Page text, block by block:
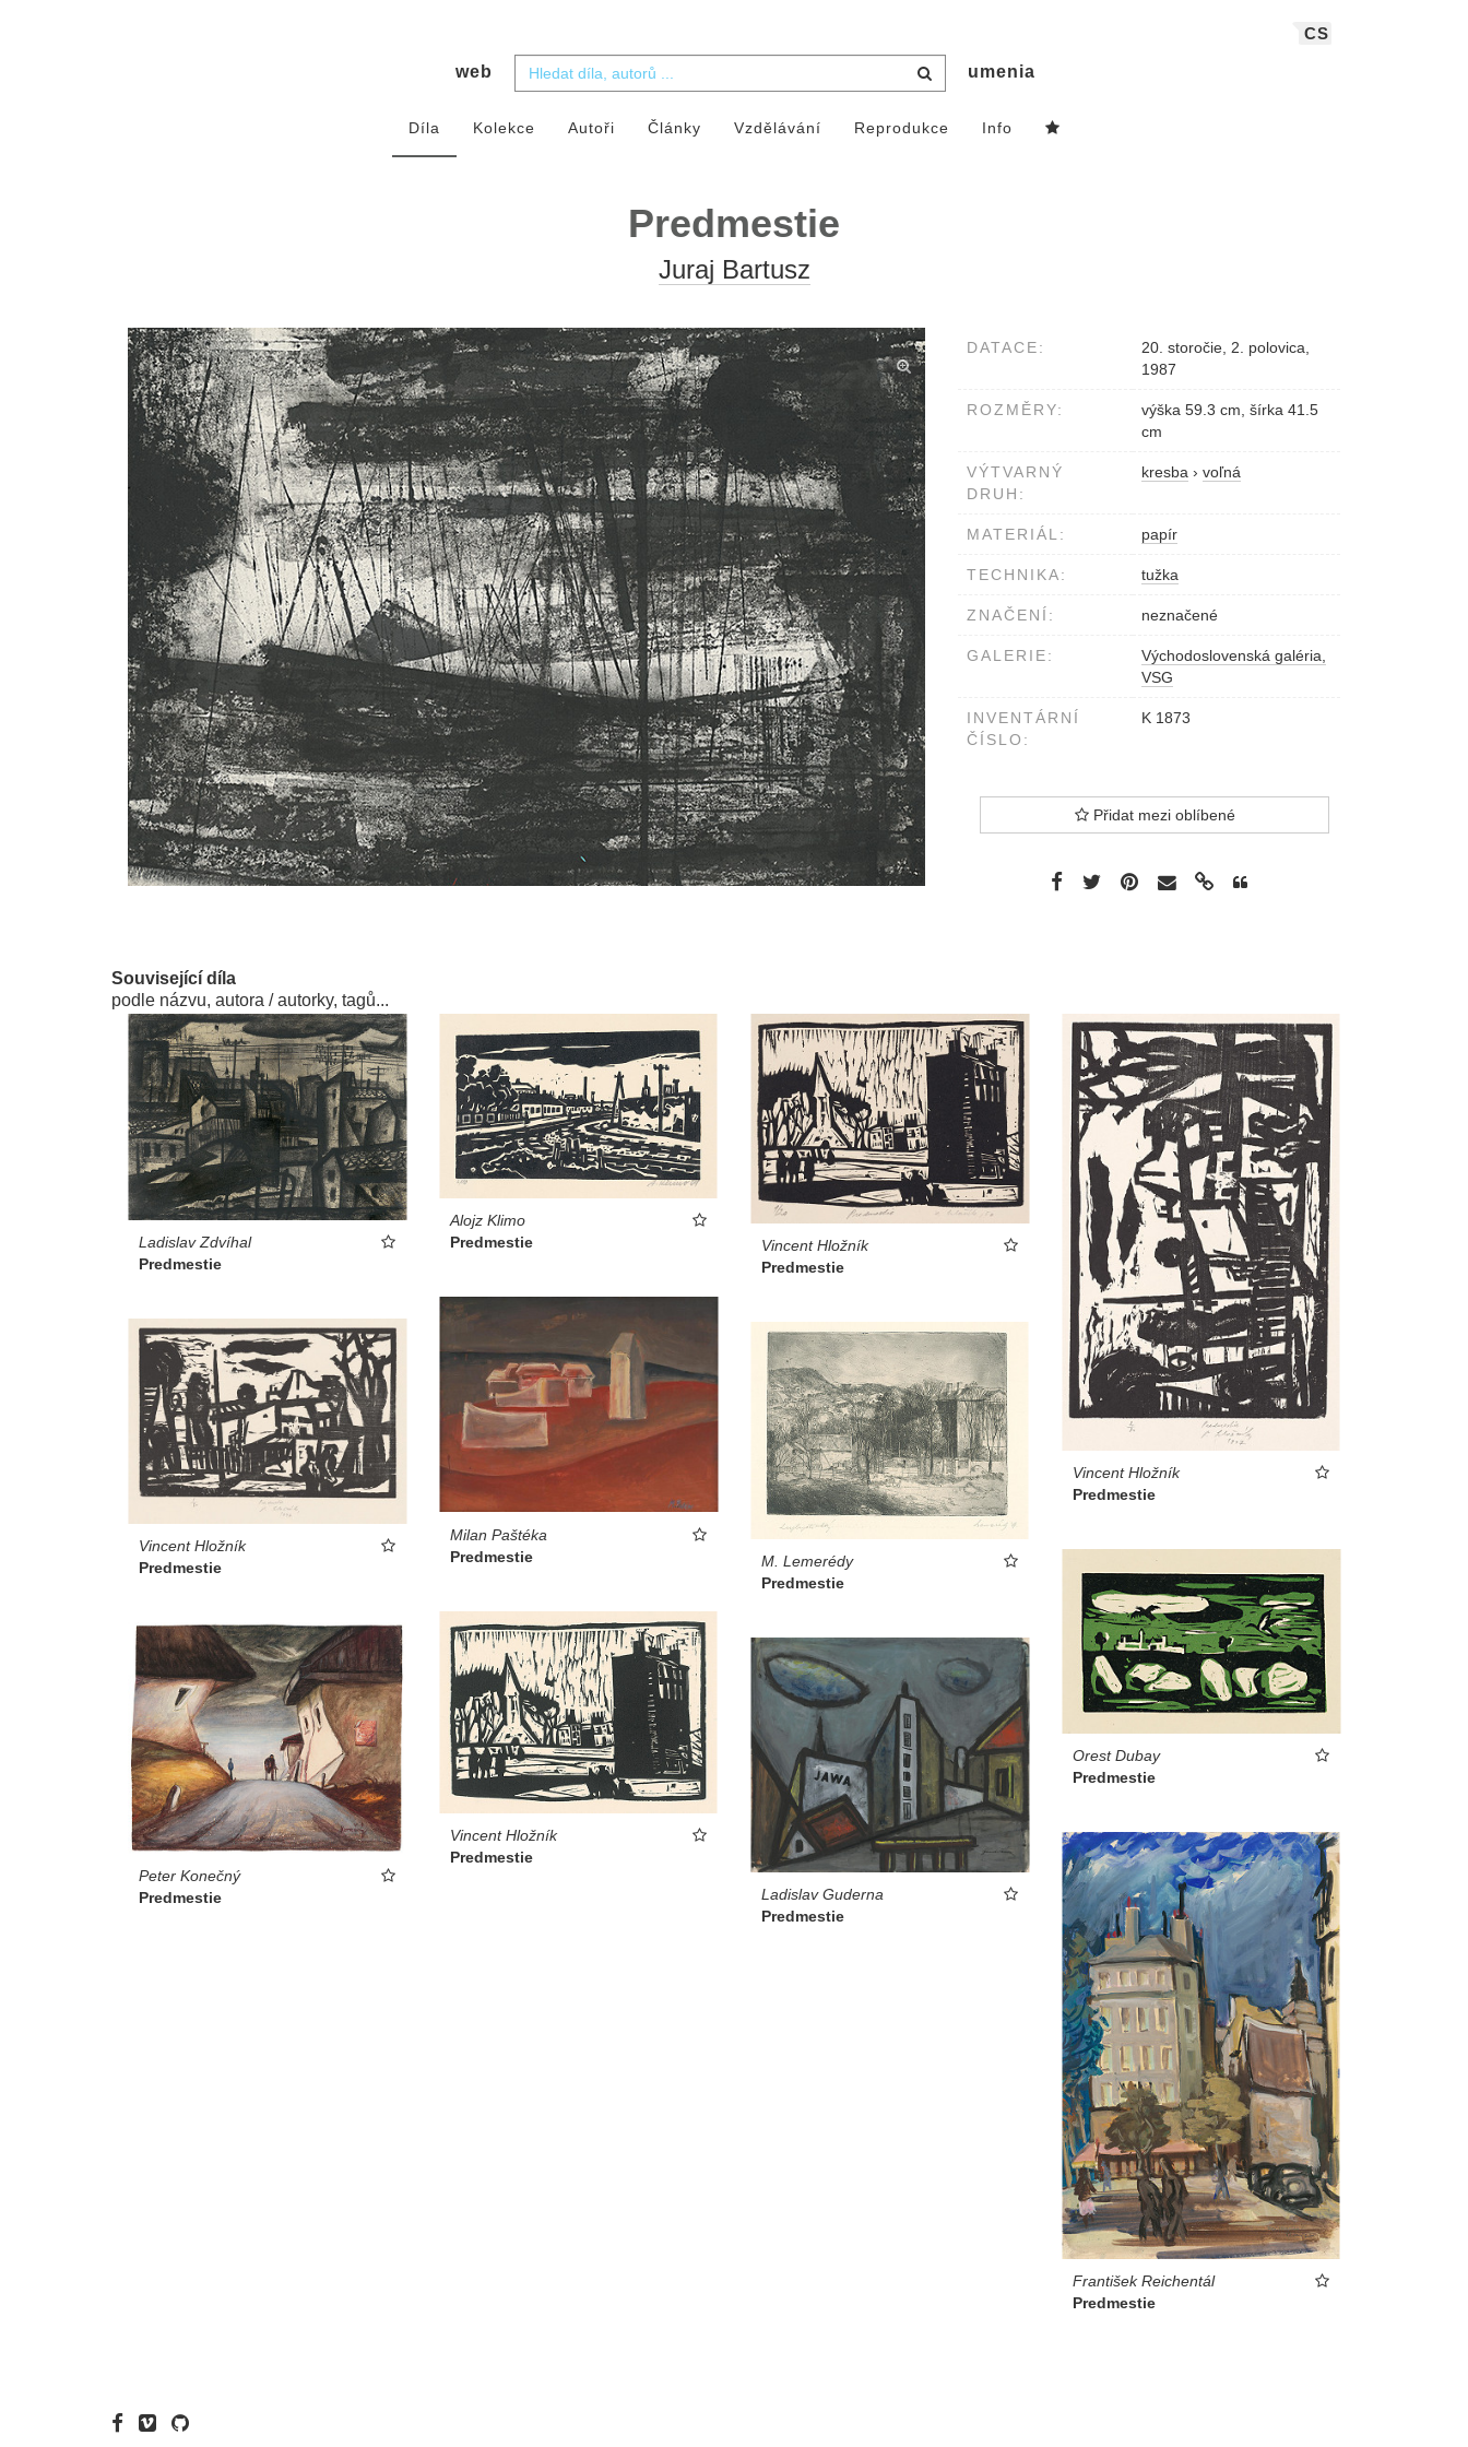
CS
web umenia
Díla Kolekce Autoři Články Vzdělávání Reprodukce Info
Predmestie
Juraj Bartusz
DATACE:
20. storočie, 2. polovica,
1987
ROZMĚRY:
výška 59.3 cm, šírka 41.5
cm
VÝTVARNÝ
DRUH:
kresba › voľná
MATERIÁL: papír
TECHNIKA: tužka
ZNAČENÍ: neznačené
GALERIE:
Východoslovenská galéria,
VSG
INVENTÁRNÍ
ČÍSLO:
K 1873
Přidat mezi oblíbené
Související díla
podle názvu, autora / autorky, tagů...
Ladislav Zdvíhal
Predmestie
Alojz Klimo
Predmestie
Vincent Hložník
Predmestie
Vincent Hložník
Predmestie
Milan Paštéka
Predmestie
Vincent Hložník
Predmestie
M. Lemerédy
Predmestie
Orest Dubay
Predmestie
Vincent Hložník
Predmestie
Peter Konečný
Predmestie
Ladislav Guderna
Predmestie
František Reichentál
Predmestie